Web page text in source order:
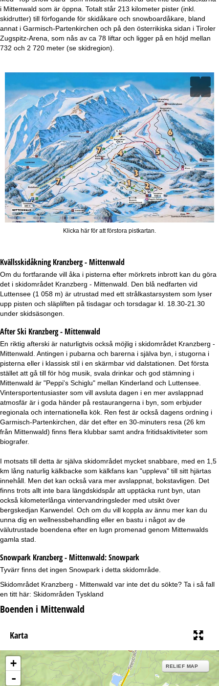
i Mittenwald som är öppna. Totalt står 213 kilometer pister (inkl.
skidrutter) till förfogande för skidåkare och snowboardåkare, bland
annat i Garmisch-Partenkirchen och på den österrikiska sidan i Tiroler
Zugspitz-Arena, som nås av ca 78 liftar och ligger på en höjd mellan
732 och 2 720 meter (se skidregion).
Klicka här för att förstora pistkartan.
KvällsskidåkningKranzberg - Mittenwald
Om du fortfarande vill åka i pisterna efter mörkrets inbrott kan du göra
det i skidområdet Kranzberg - Mittenwald. Den blå nedfarten vid
Luttensee (1 058 m) är utrustad med ett strålkastarsystem som lyser
upp pisten och släpliften på tisdagar och torsdagar kl. 18.30-21.30
under skidsäsongen.
After Ski Kranzberg - Mittenwald
En riktig afterski är naturligtvis också möjlig i skidområdet Kranzberg -
Mittenwald. Antingen i pubarna och barerna i själva byn, i stugorna i
pisterna eller i klassisk stil i en skärmbar vid dalstationen. Det första
stället att gå till för hög musik, svala drinkar och god stämning i
Mittenwald är "Peppi's Schiglu" mellan Kinderland och Luttensee.
Vintersportentusiaster som vill avsluta dagen i en mer avslappnad
atmosfär är i goda händer på restaurangerna i byn, som erbjuder
regionala och internationella kök. Ren fest är också dagens ordning i
Garmisch-Partenkirchen, där det efter en 30-minuters resa (26 km
från Mittenwald) finns flera klubbar samt andra fritidsaktiviteter som
biografer.
I motsats till detta är själva skidområdet mycket snabbare, med en 1,5
km lång naturlig kälkbacke som kälkfans kan "uppleva" till sitt hjärtas
innehåll. Men det kan också vara mer avslappnat, bokstavligen. Det
finns trots allt inte bara längdskidspår att upptäcka runt byn, utan
också kilometerlånga vintervandringsleder med utsikt över
bergskedjan Karwendel. Och om du vill koppla av ännu mer kan du
unna dig en wellnessbehandling eller en bastu i något av de
välutrustade boendena efter en lugn promenad genom Mittenwalds
gamla stad.
Snowpark Kranzberg - Mittenwald:Snowpark
Tyvärr finns det ingen Snowpark i detta skidområde.
Skidområdet Kranzberg - Mittenwald var inte det du sökte? Ta i så fall
en titt här: Skidområden Tyskland
Boenden i Mittenwald
Karta
+
-
RELIEF MAP